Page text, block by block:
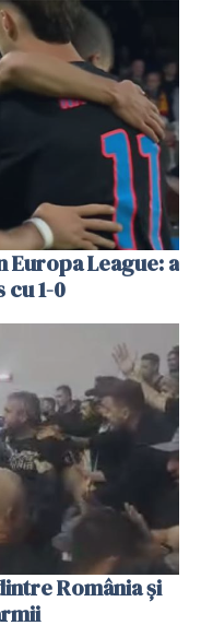
Europa League: a
cu 1-0
România şi